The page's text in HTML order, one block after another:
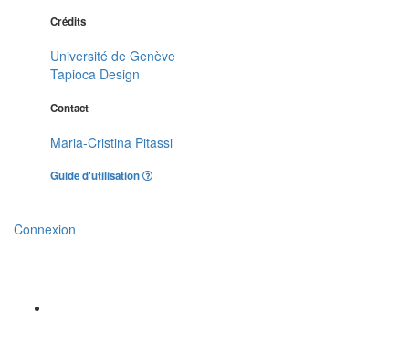
Crédits
Université de Genève
Tapioca Design
Contact
Maria-Cristina Pitassi
Guide d'utilisation
Connexion